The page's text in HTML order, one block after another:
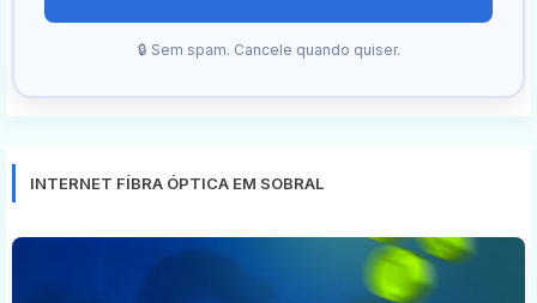
🔒 Sem spam. Cancele quando quiser.
INTERNET FÍBRA ÓPTICA EM SOBRAL